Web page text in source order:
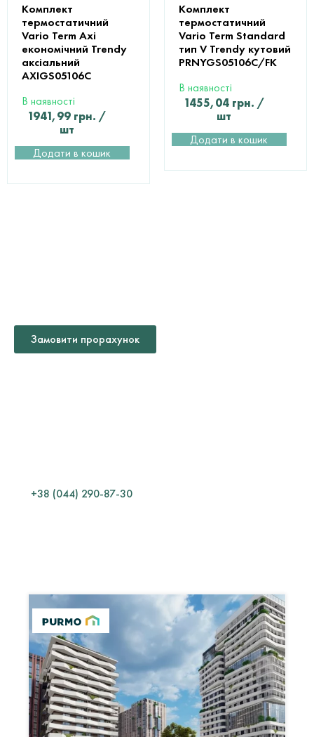
Комплект
термостатичний
Vario Term Axi
економічний Trendy
аксіальний
AXIGS05106С
В наявності
1941,99 грн. /
шт
Додати в кошик
Комплект
термостатичний
Vario Term Standard
тип V Trendy кутовий
PRNYGS05106C/FK
В наявності
1455,04 грн. /
шт
Додати в кошик
Замовити прорахунок
+38 (044) 290-87-30